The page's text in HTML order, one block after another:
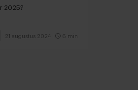
2025?
21 augustus 2024 6 min